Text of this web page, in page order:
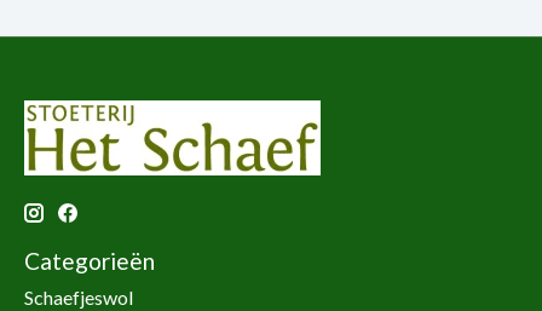
Categorieën
Schaefjeswol